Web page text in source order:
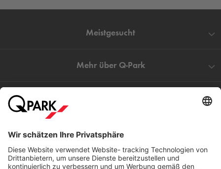
Meistgesucht
Mehr über Q-Park
Direkt zum
Download